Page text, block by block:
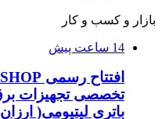
بازار و کسب و کار
14 ساعت پیش
تخصصی تجهیزات
باتری لیتیومی(